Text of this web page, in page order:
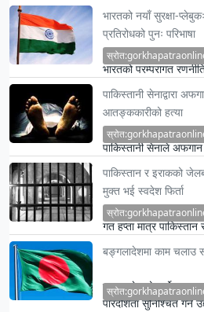
भारतको नयाँ सुरक्षा-
प्रतिरोधको पुनः परिभाषा
भारतको परम्परागत
आतङ्कवादी घटनाक्रम र
दिँदै एक नयाँ, दृढ …
पाकिस्तानी सेनाद्वारा
आतङ्ककारीको हत्या
पाकिस्तानी सेनाले अफगान
आतङ्कारी लक्षित
भएको जनाएको छ …
पाकिस्तान र इराकको
मुक्त भई स्वदेश फिर्ता
गत हप्ता मात्र
५६५ जना अफगान
फर्केको शरणार्थी तथ…
बङ्गलादेशमा काम चलाउ
बङ्गलादेशको सर्वोच्च
पारदर्शिता सुनिश्चित